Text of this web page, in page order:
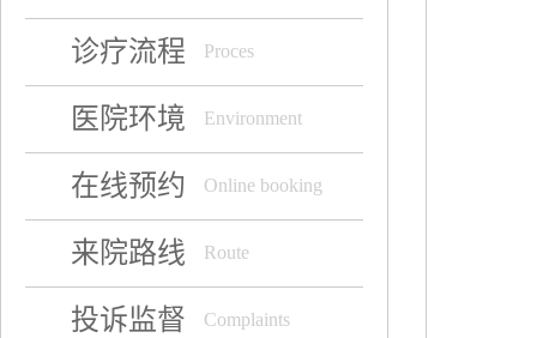
诊疗流程 Proces
医院环境 Environment
在线预约 Online booking
来院路线 Route
投诉监督 Complaints